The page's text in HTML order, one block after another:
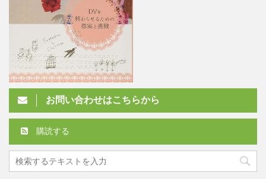
お問い合わせはこちらから
購読する